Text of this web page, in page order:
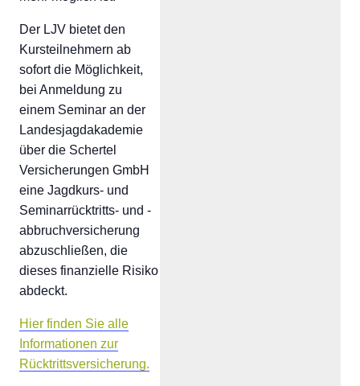
Der LJV bietet den
Kursteilnehmern ab
sofort die Möglichkeit,
bei Anmeldung zu
einem Seminar an der
Landesjagdakademie
über die Schertel
Versicherungen GmbH
eine Jagdkurs- und
Seminarrücktritts- und -
abbruchversicherung
abzuschließen, die
dieses finanzielle Risiko
abdeckt.
Hier finden Sie alle
Informationen zur
Rücktrittsversicherung.